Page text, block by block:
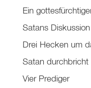
Ein
Satans
Drei Hecken um
Satan
Vier Prediger